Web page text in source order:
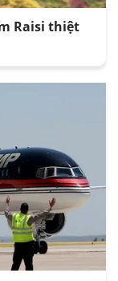
Raisi thiệt